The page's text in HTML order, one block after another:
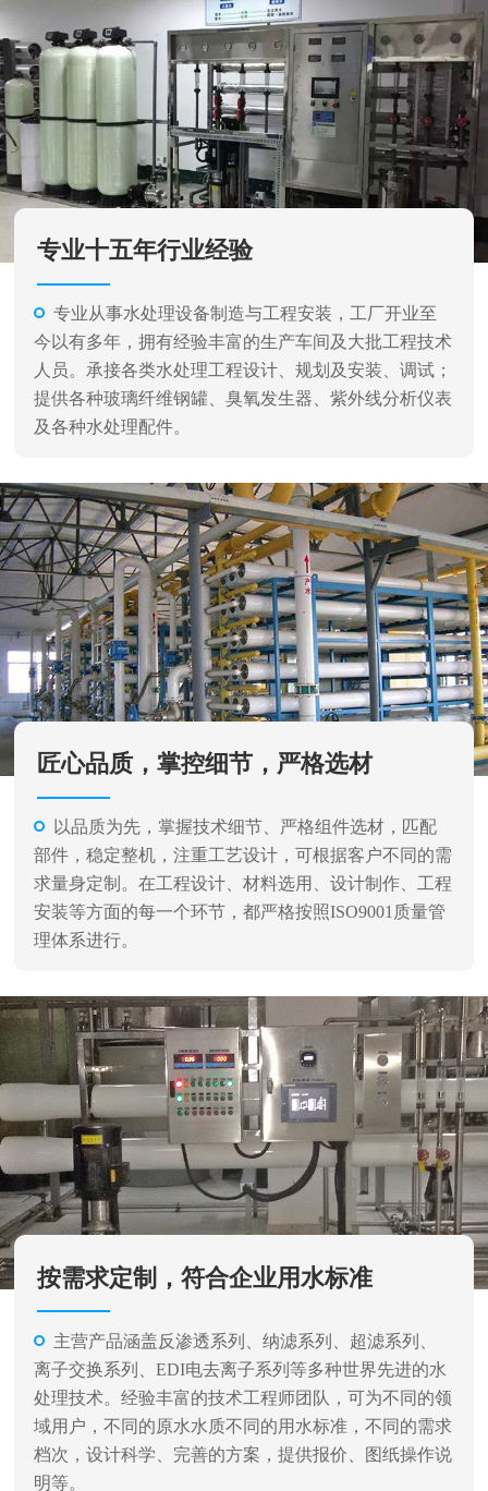
专业十五年行业经验
专业从事水处理设备制造与工程安装，工厂开业至
今以有多年，拥有经验丰富的生产车间及大批工程技术
人员。承接各类水处理工程设计、规划及安装、调试；
提供各种玻璃纤维钢罐、臭氧发生器、紫外线分析仪表
及各种水处理配件。
匠心品质，掌控细节，严格选材
以品质为先，掌握技术细节、严格组件选材，匹配
部件，稳定整机，注重工艺设计，可根据客户不同的需
求量身定制。在工程设计、材料选用、设计制作、工程
安装等方面的每一个环节，都严格按照ISO9001质量管
理体系进行。
按需求定制，符合企业用水标准
主营产品涵盖反渗透系列、纳滤系列、超滤系列、
离子交换系列、EDI电去离子系列等多种世界先进的水
处理技术。经验丰富的技术工程师团队，可为不同的领
域用户，不同的原水水质不同的用水标准，不同的需求
档次，设计科学、完善的方案，提供报价、图纸操作说